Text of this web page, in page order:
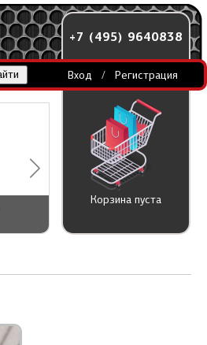
+7 (495) 9640838
Вход / Регистрация
Корзина пуста